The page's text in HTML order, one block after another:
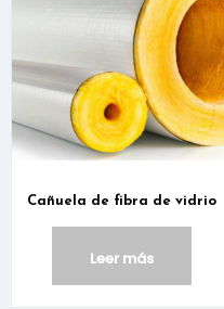
Cañuela de fibra de vidrio
Leer más